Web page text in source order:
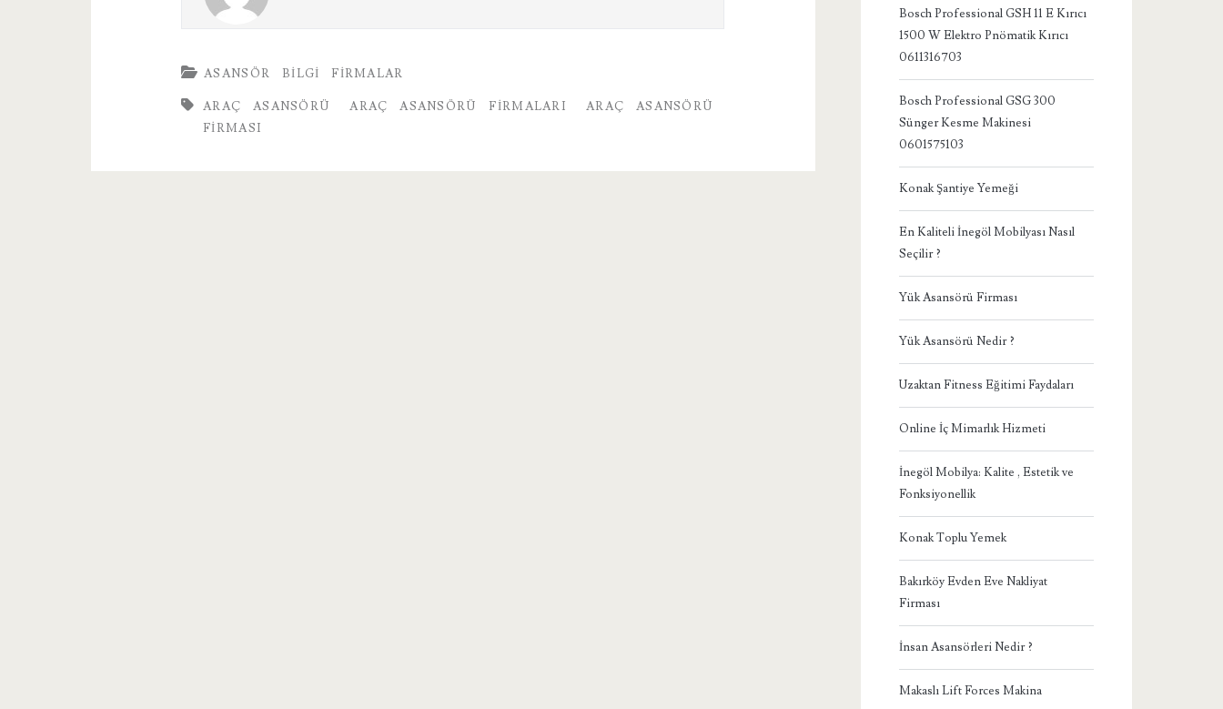
ASANSÖR BILGI FIRMALAR
ARAÇ ASANSÖRÜ ARAÇ ASANSÖRÜ FIRMALARI
ARAÇ ASANSÖRÜ
FIRMASI
Bosch Professional GSH 11 E Kırıcı
1500 W Elektro Pnömatik Kırıcı
0611316703
Bosch Professional GSG 300
Sünger Kesme Makinesi
0601575103
Konak Şantiye Yemeği
En Kaliteli İnegöl Mobilyası Nasıl
Seçilir ?
Yük Asansörü Firması
Yük Asansörü Nedir ?
Uzaktan Fitness Eğitimi Faydaları
Online İç Mimarlık Hizmeti
İnegöl Mobilya: Kalite , Estetik ve
Fonksiyonellik
Konak Toplu Yemek
Bakırköy Evden Eve Nakliyat
Firması
İnsan Asansörleri Nedir ?
Makaslı Lift Forces Makina